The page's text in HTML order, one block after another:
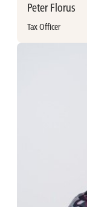
Peter Florus
Tax Officer
Peter Florus
Fiscaal
Vlerick het
fiscalist bij
Company is
Peter